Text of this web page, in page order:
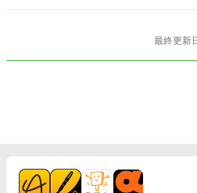
す。 ＊色々ゆるゆるです。 ＊本作品の無断
最終更新